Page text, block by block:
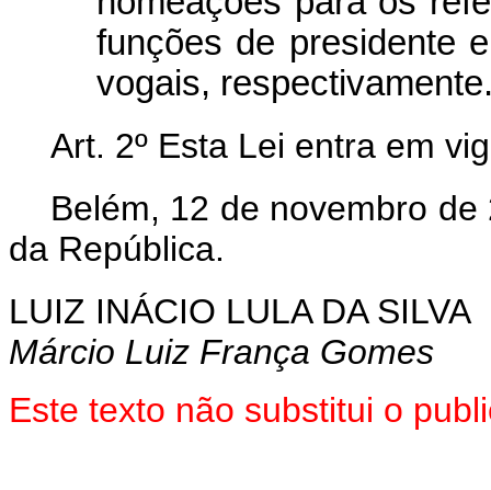
funções de presidente
vogais,
Art. 2º Esta Lei entra em
Belém, 12 de novembro
da República.
LUIZ INÁCIO LULA DA SILVA
Márcio Luiz França Gomes
Este texto não substitui o